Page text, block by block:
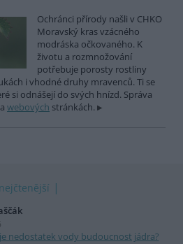
Ochránci přírody našli v CHKO
Moravský kras vzácného
modráska očkovaného. K
životu a rozmnožování
potřebuje porosty rostliny
i vhodné druhy mravenců. Ti se
si odnášejí do svých hnízd. Správa
webových stránkách.
nejčtenější
nedostatek vody budoucnost jádra?